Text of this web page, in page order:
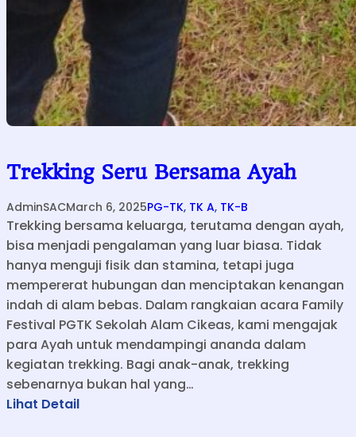
Trekking Seru Bersama Ayah
AdminSACMarch 6, 2025PG-TK, TK A, TK-B
Trekking bersama keluarga, terutama dengan ayah,
bisa menjadi pengalaman yang luar biasa. Tidak
hanya menguji fisik dan stamina, tetapi juga
mempererat hubungan dan menciptakan kenangan
indah di alam bebas. Dalam rangkaian acara Family
Festival PGTK Sekolah Alam Cikeas, kami mengajak
para Ayah untuk mendampingi ananda dalam
kegiatan trekking. Bagi anak-anak, trekking
sebenarnya bukan hal yang…
Lihat Detail: